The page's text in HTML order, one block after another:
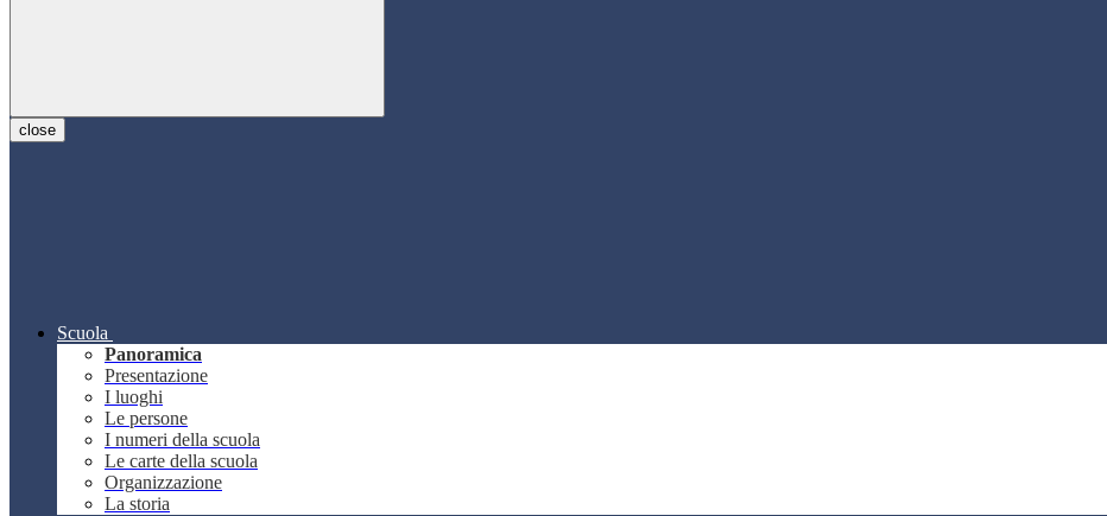
close
Scuola
Panoramica
Presentazione
I luoghi
Le persone
I numeri della scuola
Le carte della scuola
Organizzazione
La storia